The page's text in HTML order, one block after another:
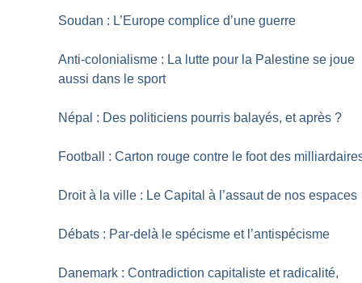
Soudan : L’Europe complice d’une guerre
Anti-colonialisme : La lutte pour la Palestine se joue
aussi dans le sport
Népal : Des politiciens pourris balayés, et après ?
Football : Carton rouge contre le foot des
Droit à la ville : Le Capital à l’assaut de nos espaces
Débats : Par-delà le spécisme et l’antispécisme
Danemark : Contradiction capitaliste et radicalité,